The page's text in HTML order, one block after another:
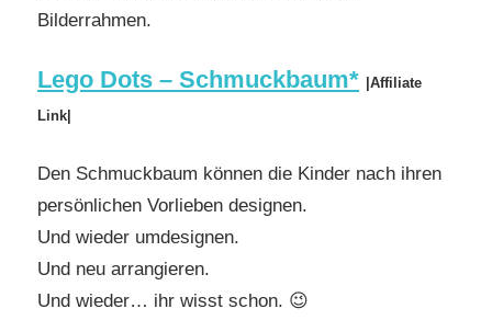
Bilderrahmen.
Lego Dots – Schmuckbaum*
|Affiliate
Link|
Den Schmuckbaum können die Kinder nach ihren
persönlichen Vorlieben designen.
Und wieder umdesignen.
Und neu arrangieren.
Und wieder… ihr wisst schon. 😉